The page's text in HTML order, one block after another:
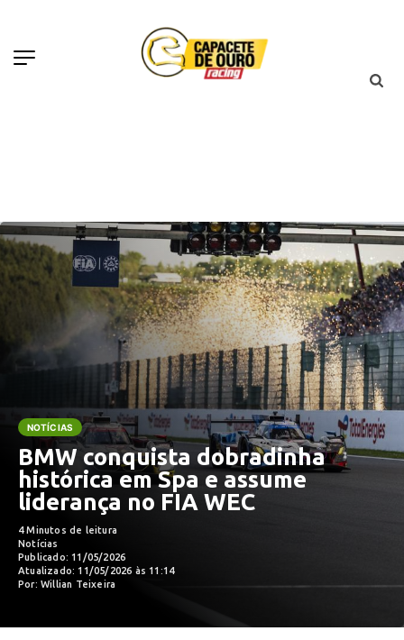
NOTÍCIAS
BMW conquista dobradinha
histórica em Spa e assume
liderança no FIA WEC
4 Minutos de leitura
Notícias
Publicado: 11/05/2026
Atualizado: 11/05/2026 às 11:14
Por: Willian Teixeira